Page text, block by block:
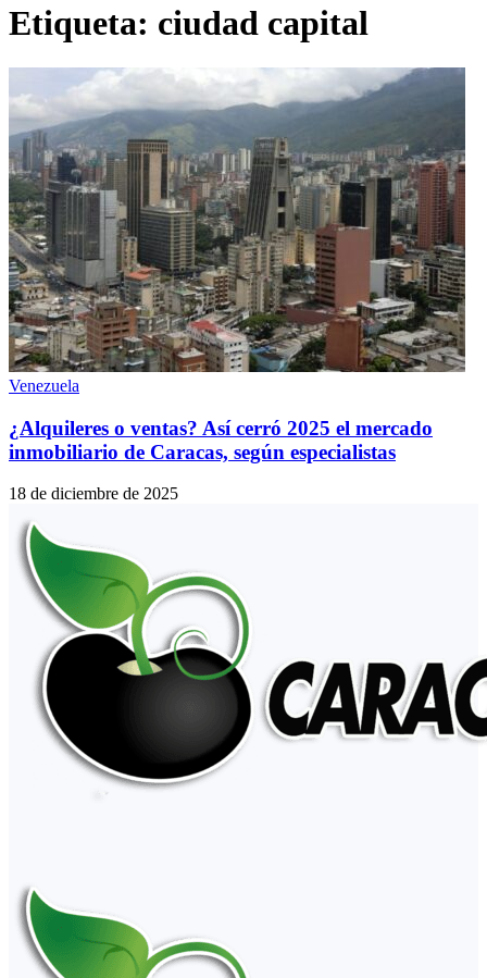
Etiqueta: ciudad capital
Venezuela
¿Alquileres o ventas? Así cerró 2025 el mercado
inmobiliario de Caracas, según especialistas
18 de diciembre de 2025